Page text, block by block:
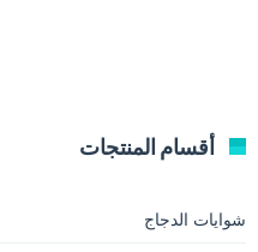
أقسام المنتجات
شوايات الدجاج